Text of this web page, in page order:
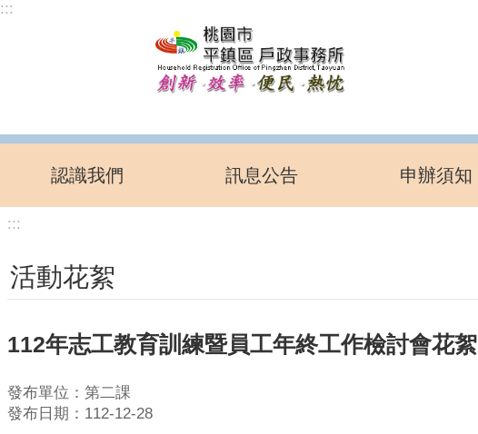
跳到主要內容區塊
:::
認識我們 訊息公告 申辦須知
:::
活動花絮
112年志工教育訓練暨員工年終工作檢討會花絮
發布單位：第二課
發布日期：112-12-28